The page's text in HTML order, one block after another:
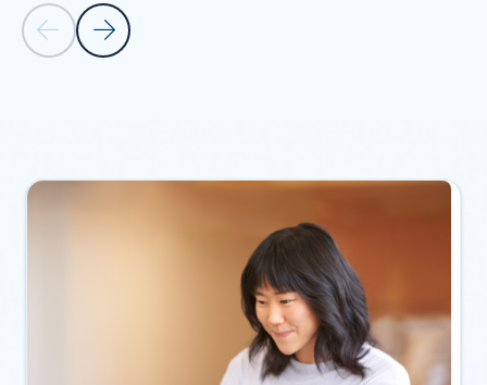
Předchozí snímek
Další snímek